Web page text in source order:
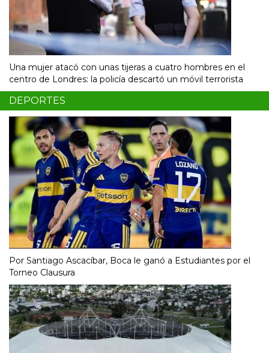
Una mujer atacó con unas tijeras a cuatro hombres en el
centro de Londres: la policía descartó un móvil terrorista
DEPORTES
Por Santiago Ascacíbar, Boca le ganó a Estudiantes por el
Torneo Clausura